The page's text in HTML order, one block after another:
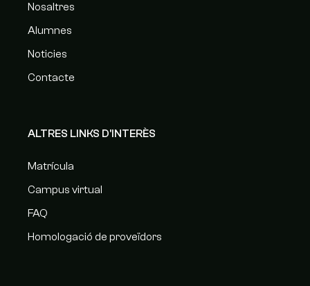
Nosaltres
Alumnes
Noticies
Contacte
ALTRES LINKS D'INTERÈS
Matrícula
Campus virtual
FAQ
Homologació de proveïdors